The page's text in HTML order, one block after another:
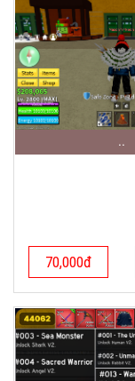
..
70,000đ